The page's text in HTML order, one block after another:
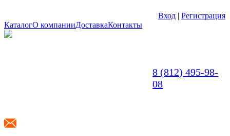
Вход | Регистрация
КаталогО компанииДоставкаКонтакты
8 (812) 495-98-
08